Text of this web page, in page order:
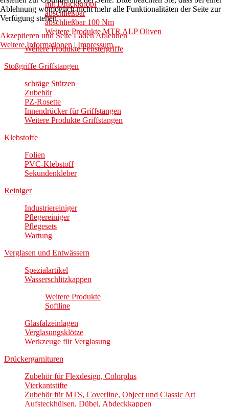
mit Druckknopf
abschließbar
abschließbar 100 Nm
Weitere Produkte MTR ALP Oliven
Weitere Produkte Fenstergriffe
Stoßgriffe Griffstangen
schräge Stützen
Zubehör
PZ-Rosette
Innendrücker für Griffstangen
Weitere Produkte Griffstangen
Klebstoffe
Folien
PVC-Klebstoff
Sekundenkleber
Reiniger
Industriereiniger
Pflegereiniger
Pflegesets
Wartung
Verglasen und Entwässern
Spezialartikel
Wasserschlitzkappen
Weitere Produkte
Softline
Glasfalzeinlagen
Verglasungsklötze
Werkzeuge für Verglasung
Drückergarnituren
Zubehör für Flexdesign, Colorplus
Vierkantstifte
Zubehör für MTS, Coverline, Object und Classic Art
Aufsteckhülsen, Dübel, Abdeckkappen
Ablehnung womöglich nicht mehr alle Funktionalitäten der Seite zur
Verfügung stehen.
Akzeptieren und Seite LadenAblehnen
Weitere Informationen |Impressum